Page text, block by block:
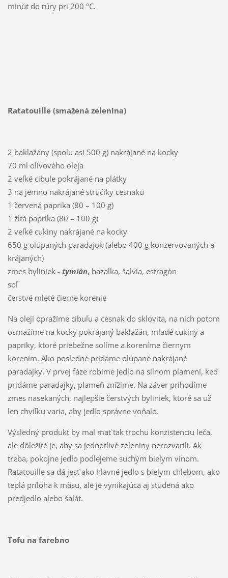
minút do rúry pri 200 °C.
Ratatouille (smažená zelenina)
2 baklažány (spolu asi 500 g) nakrájané na kocky
70 ml olivového oleja
2 veľké cibule pokrájané na plátky
3 na jemno nakrájané strúčiky cesnaku
1 červená paprika (80 – 100 g)
1 žltá paprika (80 – 100 g)
2 veľké cukiny nakrájané na kocky
650 g olúpaných paradajok (alebo 400 g konzervovaných a
krájaných)
zmes byliniek - tymián, bazalka, šalvia, estragón
soľ
čerstvé mleté čierne korenie
Na oleji opražíme cibuľu a cesnak do sklovita, na nich potom
osmažíme na kocky pokrájaný baklažán, mladé cukiny a
papriky, ktoré priebežne solíme a koreníme čiernym
korením. Ako posledné pridáme olúpané nakrájané
paradajky. V prvej fáze robíme jedlo na silnom plameni, keď
pridáme paradajky, plameň znížime. Na záver prihodíme
zmes nasekaných, najlepšie čerstvých byliniek, ktoré sa už
len chvíľku varia, aby jedlo správne voňalo.
Výsledný produkt by mal mať tak trochu konzistenciu leča,
ale dôležité je, aby sa jednotlivé zeleniny nerozvarili. Ak
treba, pokojne jedlo podlejeme suchým bielym vínom.
Ratatouille sa dá jesť ako hlavné jedlo s bielym chlebom, ako
teplá príloha k mäsu, ale je vynikajúca aj studená ako
predjedlo alebo šalát.
Tofu na farebno